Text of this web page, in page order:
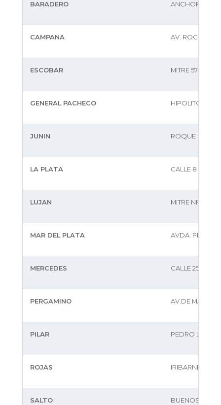
BARADERO ANCHORENA
CAMPANA AV. ROCCA
ESCOBAR MITRE 575
GENERAL PACHECO HIPOLITO
JUNIN ROQUE SAENZ
LA PLATA CALLE 8 Nº869
LUJAN MITRE NRO 227
MAR DEL PLATA AVDA. PEDRO
MERCEDES CALLE 25 N§491
PERGAMINO AV.DE MAYO
PILAR PEDRO
ROJAS IRIBARNE N*
SALTO BUENOS